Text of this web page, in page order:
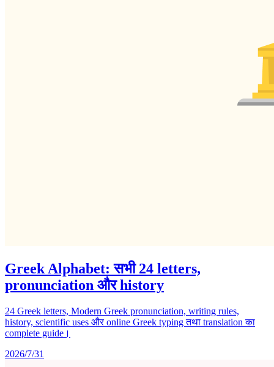
Greek Alphabet: सभी 24 letters,
pronunciation और history
24 Greek letters, Modern Greek pronunciation, writing rules,
history, scientific uses और online Greek typing तथा translation का
complete guide।
2026/7/31